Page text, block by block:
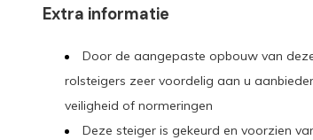
Extra informatie
Door de aangepaste opbouw van
rolsteigers zeer voordelig aan u
veiligheid of normeringen
Deze steiger is gekeurd en voorzien